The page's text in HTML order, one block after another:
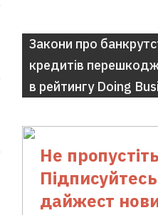
Закони про
кредитів
в рейтингу Doing
Не
дайжест